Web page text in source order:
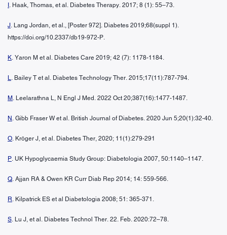
. Haak, Thomas, et al. Diabetes Therapy. 2017; 8 (1): 55–73.
J. Lang Jordan, et al., [Poster 972]. Diabetes 2019;68(suppl 1).
https://doi.org/10.2337/db19-972-P.
K. Yaron M et al. Diabetes Care 2019; 42 (7): 1178-1184.
L. Bailey T et al. Diabetes Technology Ther. 2015;17(11):787-794.
M . Leelarathna L, N Engl J Med. 2022 Oct 20;387(16):1477-1487.
N . Gibb Fraser W et al. British Journal of Diabetes. 2020 Jun 5;20(1):32-40.
O. Kröger J, et al. Diabetes Ther, 2020; 11(1):279-291
P. UK Hypoglycaemia Study Group: Diabetologia 2007, 50:1140–1147.
Q. Ajjan RA & Owen KR Curr Diab Rep 2014; 14: 559-566.
R. Kilpatrick ES et al Diabetologia 2008; 51: 365-371.
S. Lu J, et al. Diabetes Technol Ther. 22. Feb. 2020:72–78.